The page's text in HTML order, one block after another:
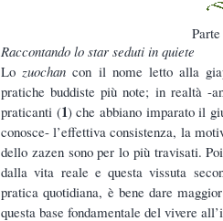
Raccontando lo star seduti in quiete
Lo zuochan con il nome letto alla
pratiche buddiste più note; in realtà -
praticanti (1) che abbiano imparato il
conosce- l’effettiva consistenza, la
dello zazen sono per lo più travisati.
dalla vita reale e questa vissuta
pratica quotidiana, è bene dare
questa base fondamentale del vivere